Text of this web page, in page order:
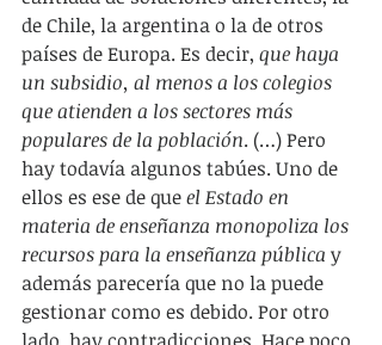
de Chile, la argentina o la de otros
países de Europa. Es decir, que haya
un subsidio, al menos a los colegios
que atienden a los sectores más
populares de la población. (…) Pero
hay todavía algunos tabúes. Uno de
ellos es ese de que el Estado en
materia de enseñanza monopoliza los
recursos para la enseñanza pública y
además parecería que no la puede
gestionar como es debido. Por otro
lado, hay contradicciones. Hace poco